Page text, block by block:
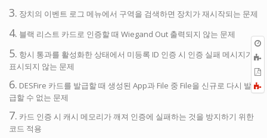
3. 장치의 이벤트 로그 메뉴에서 구역을 검색하면 장치가 재시작되는 문제
4. 블랙 리스트 카드로 인증할 때 Wiegand Out 출력되지 않는 문제
5. 항시 통과를 활성화한 상태에서 미등록 ID 인증 시 인증 실패 메시지가
표시되지 않는 문제
6. DESFire 카드를 발급할 때 생성된 App과 File 중 File을 신규로 다시 발
급할 수 없는 문제
7. 카드 인증 시 캐시 메모리가 깨져 인증에 실패하는 것을 방지하기 위한
코드 적용